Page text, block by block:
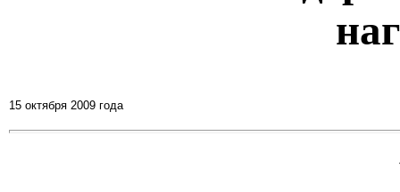
15 октября 2009 года